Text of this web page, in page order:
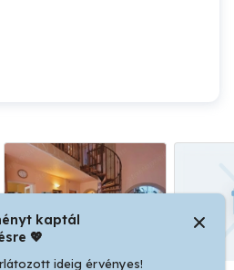
kaptál
💖
ideig érvényes!